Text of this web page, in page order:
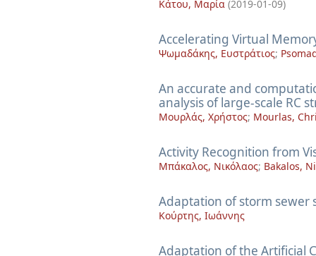
Κάτου, Μαρία (2019-01-09)
Accelerating Virtual
Ψωμαδάκης, Ευστράτιος;
An accurate and
analysis of large-scale RC
Μουρλάς, Χρήστος; Mourlas,
Activity Recognition from
Μπάκαλος, Νικόλαος; Bakalos,
Adaptation of storm sewer
Κούρτης, Ιωάννης
Adaptation of the Artificial